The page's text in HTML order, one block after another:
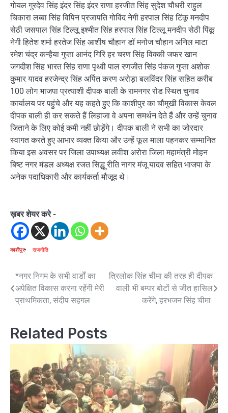
गोयल गुरदेव सिंह इंदर सिंह इंदर राणा हरजीत सिंह सुदेश चौधरी राहुल
चिकारा लब्बा सिंह विपिन प्रजापति गोविंद नेगी हरपाल सिंह टिंकू मनदीप
सेठी जसपाल सिंह टिल्लू इश्मीत सिंह हरपाल सिंह टिल्लू मनदीप सेठी पिंकू
नेगी हितेश शर्मा हरतेज सिंह आशीष चौहान डॉ मनोज चौहान अनिल माटा
रमेश चंद्र कन्हैया गुप्ता आनंद गिरि हर चरण सिंह विक्की जफर खान
जगदीश सिंह भारत सिंह राणा पृथ्वी पाल रणजीत सिंह पंकज गुप्ता अशोक
कुमार यादव हरजेन्द्र सिंह अर्पित करण अरोड़ा बलविंदर सिंह सहित करीब
100 लोग भाजपा प्रत्याशी दीपक बाली के रामनगर रोड स्थित चुनाव
कार्यालय पर पहुंचे और यह कहते हुए कि काशीपुर का चौमुखी विकास केवल
दीपक बाली ही कर सकते हैं लिहाजा वे अपना समर्थन देते हैं और उन्हें चुनाव
जिताने के लिए कोई कमी नहीं छोड़ेंगे। दीपक बाली ने सभी का जोरदार
स्वागत करते हुए आभार व्यक्त किया और उन्हें फूल माला पहनकर सम्मानित
किया इस अवसर पर जिला उपाध्यक्ष लवीश अरोरा जिला महामंत्री मोहन
बिष्ट नगर मंडल अध्यक्ष रजत सिद्धू रीति नागर मंजू यादव सहित भाजपा के
अनेक पदाधिकारी और कार्यकर्ता मौजूद थे।
ख़बर शेयर करे -
काशीपुर राजनीति
Post
navigation
*नगर‌ निगम के सभी वार्डों का
अपेक्षित विकास करना रहेंगी मेरी
प्राथमिकता, संदीप सहगल
त्रिलोक सिंह चीमा की तरह ही दीपक
वाली भी बम्पर बोटों से जीत हासिल
करेंगे, हरभजन सिंह चीमा
Related Posts